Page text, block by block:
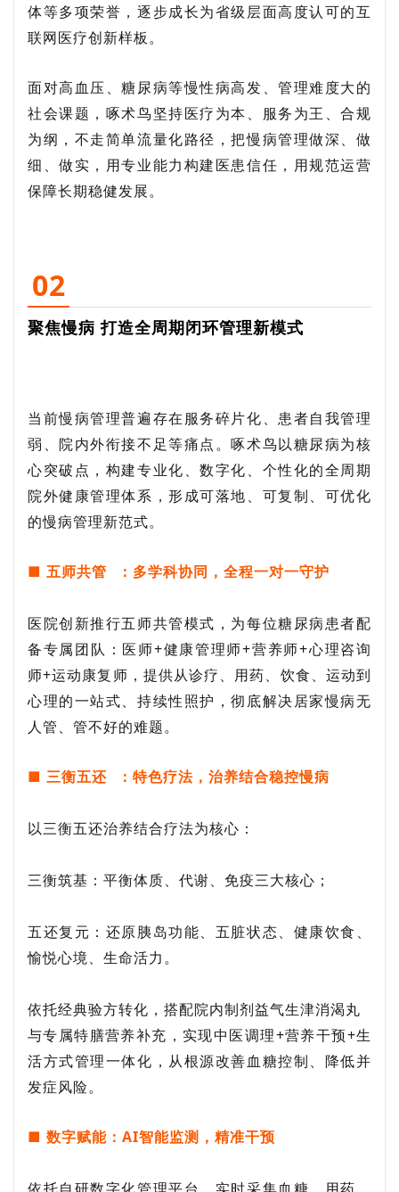
体等多项荣誉，逐步成长为省级层面高度认可的互
联网医疗创新样板。
面对高血压、糖尿病等慢性病高发、管理难度大的
社会课题，啄术鸟坚持医疗为本、服务为王、合规
为纲，不走简单流量化路径，把慢病管理做深、做
细、做实，用专业能力构建医患信任，用规范运营
保障长期稳健发展。
02
聚焦慢病 打造全周期闭环管理新模式
当前慢病管理普遍存在服务碎片化、患者自我管理
弱、院内外衔接不足等痛点。啄术鸟以糖尿病为核
心突破点，构建专业化、数字化、个性化的全周期
院外健康管理体系，形成可落地、可复制、可优化
的慢病管理新范式。
■ 五师共管 ：多学科协同，全程一对一守护
医院创新推行五师共管模式，为每位糖尿病患者配
备专属团队：医师+健康管理师+营养师+心理咨询
师+运动康复师，提供从诊疗、用药、饮食、运动到
心理的一站式、持续性照护，彻底解决居家慢病无
人管、管不好的难题。
■ 三衡五还 ：特色疗法，治养结合稳控慢病
以三衡五还治养结合疗法为核心：
三衡筑基：平衡体质、代谢、免疫三大核心；
五还复元：还原胰岛功能、五脏状态、健康饮食、
愉悦心境、生命活力。
依托经典验方转化，搭配院内制剂益气生津消渴丸
与专属特膳营养补充，实现中医调理+营养干预+生
活方式管理一体化，从根源改善血糖控制、降低并
发症风险。
■ 数字赋能：AI智能监测，精准干预